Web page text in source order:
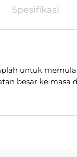
Spesifikasi
untuk
besar ke masa